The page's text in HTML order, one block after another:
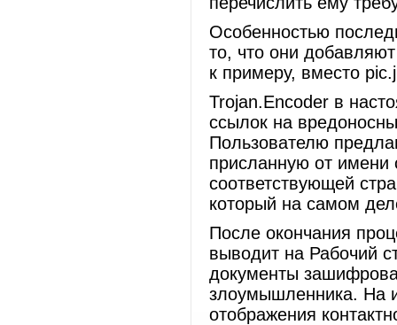
Особенностью
то, что они
к примеру, вместо
Trojan.Encoder в
ссылок на
Пользователю
присланную от имени
соответствующей
который на самом
После окончания
выводит на Рабочий
документы
злоумышленника. На
отображения